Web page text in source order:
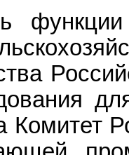
функции
Комитет